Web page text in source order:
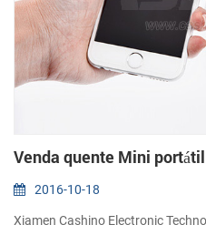
Venda quente Mini
2016-10-18
Xiamen Cashino Electronic